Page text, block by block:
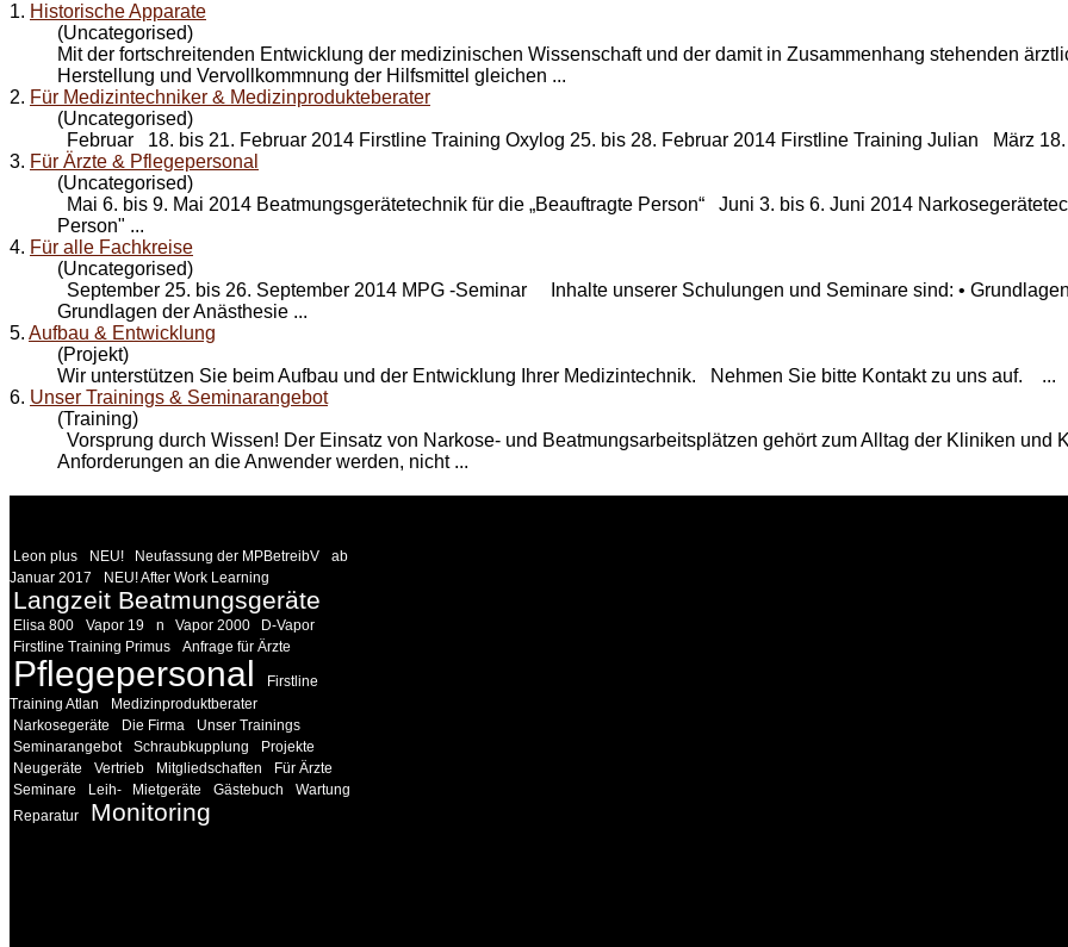
1. Historische Apparate
(Uncategorised)
Mit der fortschreitenden Entwicklung der medizinischen Wissenschaft und der damit in Zusammenhang stehenden
Herstellung und Vervollkommnung der Hilfsmittel gleichen ...
2. Für Medizintechniker & Medizinprodukteberater
(Uncategorised)
Februar 18. bis 21. Februar 2014 Firstline Training Oxylog 25. bis 28. Februar 2014 Firstline Training Julian März 18.
3. Für Ärzte & Pflegepersonal
(Uncategorised)
Mai 6. bis 9. Mai 2014 Beatmungsgerätetechnik für die „Beauftragte Person“ Juni 3. bis 6. Juni 2014
Person" ...
4. Für alle Fachkreise
(Uncategorised)
September 25. bis 26. September 2014 MPG -Seminar Inhalte unserer Schulungen und Seminare sind: •
Grundlagen der Anästhesie ...
5. Aufbau & Entwicklung
(Projekt)
Wir unterstützen Sie beim Aufbau und der Entwicklung Ihrer Medizintechnik. Nehmen Sie bitte Kontakt zu uns auf. ...
6. Unser Trainings & Seminarangebot
(Training)
Vorsprung durch Wissen! Der Einsatz von Narkose- und Beatmungsarbeitsplätzen gehört zum Alltag der Kliniken und
Anforderungen an die Anwender werden, nicht ...
Leon plus NEU! Neufassung der MPBetreibV
ab
Januar 2017
NEU! After Work Learning
Langzeit Beatmungsgeräte
Elisa 800 Vapor 19 n Vapor 2000
D-Vapor
Firstline Training Primus
Anfrage für Ärzte
Pflegepersonal
Firstline
Training Atlan
Medizinproduktberater
Narkosegeräte
Die Firma
Unser Trainings
Seminarangebot
Schraubkupplung
Projekte
Neugeräte
Vertrieb Mitgliedschaften
Für Ärzte
Seminare
Leih- Mietgeräte Gästebuch
Wartung
Reparatur
Monitoring